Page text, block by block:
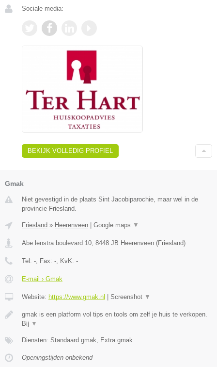
Sociale media:
BEKIJK VOLLEDIG PROFIEL
Gmak
Niet gevestigd in de plaats Sint Jacobiparochie, maar wel in de
provincie Friesland.
Friesland » Heerenveen | Google maps ▼
Abe lenstra boulevard 10 8448 JB Heerenveen (Friesland)
Tel: - , Fax: - , KvK: -
E-mail › Gmak
Website: https://www.gmak.nl | Screenshot ▼
gmak is een platform vol tips en tools om zelf je huis te verkopen.
Bij ▼
Diensten: Standaard gmak, Extra gmak
Openingstijden onbekend